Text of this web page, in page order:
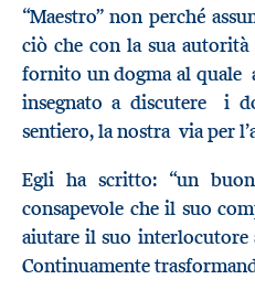
“Maestro” non perché
ciò che con la sua
fornito un dogma al quale
insegnato a discutere i
sentiero, la nostra via per
Egli ha scritto: “un
consapevole che il suo
aiutare il suo interlocutore
Continuamente